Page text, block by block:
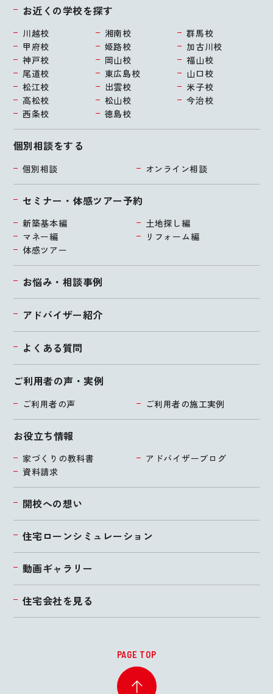
お悩み・相談事例
アドバイザー紹介
よくある質問
ご利用者の声・実例
ご利用者の声 ご利用者の施工実例
個別相談をする
個別相談 オンライン相談
セミナー・体感ツアー予約
新築基本編
土地探し編
マネー編
リフォーム編
体感ツアー
お近くの学校を探す
川越校 湘南校
群馬校
甲府校
姫路校
加古川校
神戸校
岡山校
福山校
尾道校
東広島校
山口校
松江校
出雲校
米子校
高松校
松山校
今治校
西条校
徳島校
お役立ち情報
家づくりの教科書
アドバイザーブログ
資料請求
開校への想い
住宅ローンシミュレーション
動画ギャラリー
住宅会社を見る
PAGE TOP